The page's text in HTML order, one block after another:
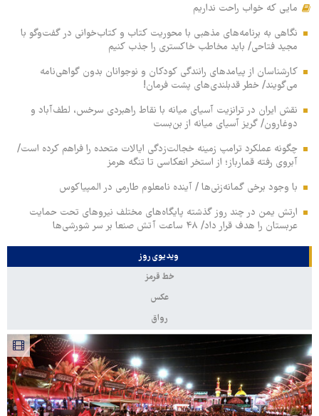
مایی که خواب راحت نداریم
نگاهی به برنامه‌های مذهبی با محوریت کتاب و کتاب‌خوانی در گفت‌وگو با
مجید فتاحی/ باید مخاطب خاکستری را جذب کنیم
کارشناسان از پیامدهای رانندگی کودکان و نوجوانان بدون گواهی‌نامه
می‌گویند/ خطر قدبلندی‌های پشت فرمان!
نقش ایران در ترانزیت آسیای میانه با نقاط راهبردی سرخس، لطف‌آباد و
دوغارون/ گریز آسیای میانه از بن‌بست
چگونه عملکرد ترامپ زمینه خجالت‌زدگی ایالات متحده را فراهم کرده است/
آبروی رفته قمارباز؛ از استخر انعکاسی تا تنگه هرمز
با وجود برخی گمانه‌زنی‌ها / آینده نامعلوم طارمی در المپیاکوس
ارتش یمن در چند روز گذشته پایگاه‌های مختلف نیروهای تحت حمایت
عربستان را هدف قرار داد/ ۴۸ ساعت آتش صنعا بر سر شورشی‌ها
ویدیوی روز
خط قرمز
عکس
رواق